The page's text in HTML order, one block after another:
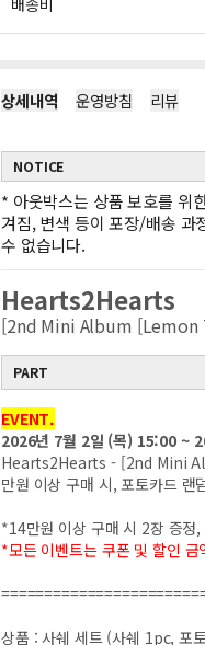
배송비
상세내역 운영방침 리뷰
NOTICE
* 아웃박스는 상품 보호를 위
겨짐, 변색 등이 포장/배송 과
수 없습니다.
Hearts2Hearts
[2nd Mini Album [Lemon
PART
EVENT.
2026년 7월 2일 (목) 15:00 ~
Hearts2Hearts - [2nd Mini
만원 이상 구매 시, 포토카드 랜
*14만원 이상 구매 시 2장 증정,
*모든 이벤트는 쿠폰 및 할인
상품 : 사쉐 세트 (사쉐 1pc, 포